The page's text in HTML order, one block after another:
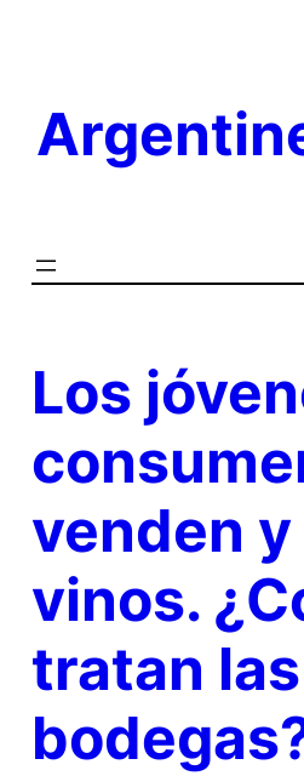
Los
venden
vinos.
tratan las